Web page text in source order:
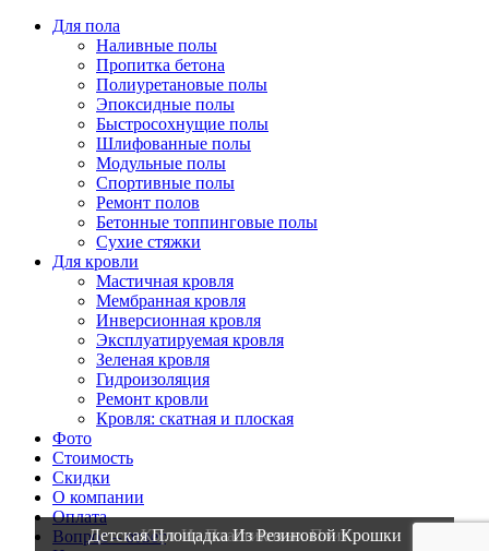
Корт Из Пластиковых Плит
Детская Площадка Из Резиновой Крошки
Для пола
Наливные полы
Пропитка бетона
Полиуретановые полы
Эпоксидные полы
Быстросохнущие полы
Шлифованные полы
Модульные полы
Спортивные полы
Ремонт полов
Бетонные топпинговые полы
Сухие стяжки
Для кровли
Мастичная кровля
Мембранная кровля
Инверсионная кровля
Эксплуатируемая кровля
Зеленая кровля
Гидроизоляция
Ремонт кровли
Кровля: скатная и плоская
Фото
Стоимость
Скидки
О компании
Оплата
Вопрос – ответ